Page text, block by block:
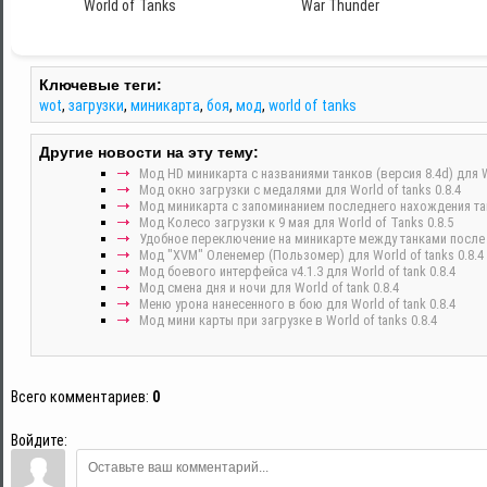
World of Tanks War Thunder
Ключевые теги:
wot, загрузки, миникарта, боя, мод, world of tanks
Другие новости на эту тему:
Мод HD миникарта с названиями танков (версия 8.4d) для
Мод окно загрузки с медалями для World of tanks 0.8.4
Мод миникарта с запоминанием последнего нахождения
Мод Колесо загрузки к 9 мая для World of Tanks 0.8.5
Удобное переключение на миникарте между танками после
Мод "XVM" Оленемер (Пользомер) для World of tanks 0.8.4
Мод боевого интерфейса v4.1.3 для World of tank 0.8.4
Мод смена дня и ночи для World of tank 0.8.4
Меню урона нанесенного в бою для World of tank 0.8.4
Мод мини карты при загрузке в World of tanks 0.8.4
Всего комментариев: 0
Войдите: